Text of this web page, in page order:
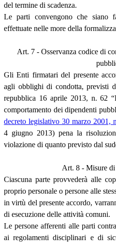
del termine di scadenza.
Le parti convengono che siano
effettuate nelle more della
Art. 7 - Osservanza codice di
Gli Enti firmatari del presente
agli obblighi di condotta, previsti
repubblica 16 aprile 2013, n. 62
comportamento dei dipendenti
decreto legislativo 30 marzo 2001,
4 giugno 2013) pena la
violazione di quanto previsto dal
Art. 8 - Misure di
Ciascuna parte provvederà alle
proprio personale o persone alle
in virtù del presente accordo,
di esecuzione delle attività comuni.
Le persone afferenti alle parti
ai regolamenti disciplinari e di